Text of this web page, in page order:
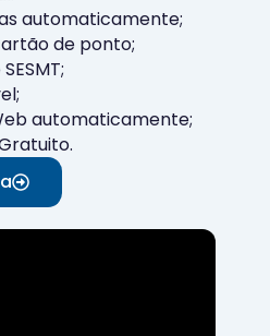
automaticamente;
de ponto;
automaticamente;